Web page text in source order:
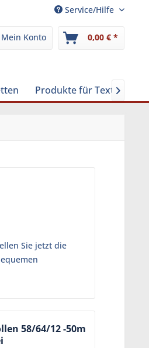
Service/Hilfe
Mein Konto 0,00 € *
Produkte für 
Sie jetzt die
58/64/12 -50m